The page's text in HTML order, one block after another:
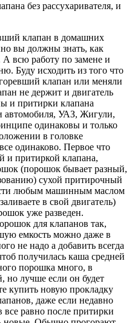
без рассухаривателя, и
клапан в домашних
вы должны знать, как
А всю работу по замене и
Буду исходить из того что
клапан или меняли
не держит и двигатель
и притирки клапана
автомобиля, УАЗ, Жигули,
одинаковы и только
в головке
одинаково. Первое что
и притиркой клапана,
(порошок бывает разный,
сухой притирочный
любым машинным маслом
в свой двигатель)
уже разведен.
для клапанов так,
емкость можно даже в
не надо а добавить всегда
получилась каша средней
порошка много, в
но лучше если он будет
купить новую прокладку
даже если недавно
равно после притирки